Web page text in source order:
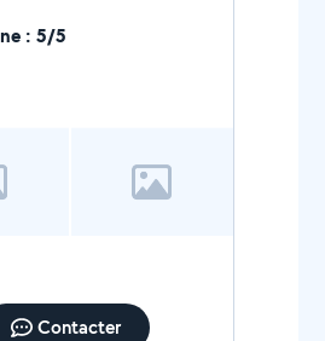
leur quotidien sorties
de jour comme
de jour comme de
: 5/5
Contacter